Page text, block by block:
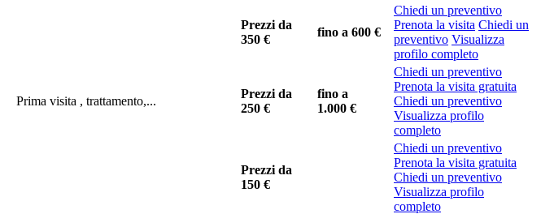
Prezzi da
350 €
fino a 600 €
Chiedi un preventivo
Prenota la visita Chiedi un
preventivo Visualizza
profilo completo
Prima visita , trattamento,...
Prezzi da
250 €
fino a
1.000 €
Chiedi un preventivo
Prenota la visita gratuita
Chiedi un preventivo
Visualizza profilo
completo
Prezzi da
150 €
Chiedi un preventivo
Prenota la visita gratuita
Chiedi un preventivo
Visualizza profilo
completo